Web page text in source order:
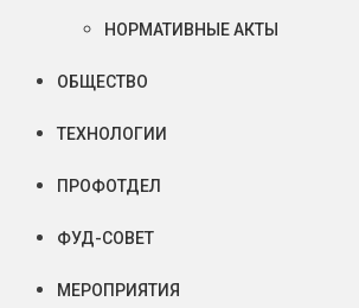
НОРМАТИВНЫЕ АКТЫ
ОБЩЕСТВО
ТЕХНОЛОГИИ
ПРОФОТДЕЛ
ФУД-СОВЕТ
МЕРОПРИЯТИЯ